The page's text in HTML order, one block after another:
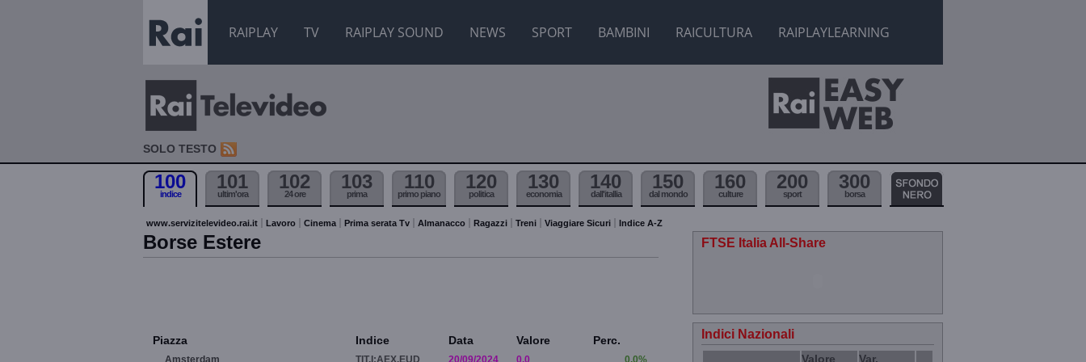
RAIPLAY TV RAIPLAY SOUND NEWS SPORT BAMBINI RAICULTURA RAIPLAYLEARNING
SOLO TESTO
100
indice
101
ultim'ora
102
24 ore
103
prima
110
primo piano
120
politica
130
economia
140
dall'itallia
150
dal mondo
160
culture
200
sport
300
borsa
www.servizitelevideo.rai.it Lavoro Cinema Prima serata Tv Almanacco Ragazzi Treni Viaggiare Sicuri Indice A-Z
Borse Estere
Piazza Indice Data Valore Perc.
Amsterdam TIT.I:AEX.EUD 20/09/2024 0.0
0.0%
FTSE Italia All-Share
Indici Nazionali
Valore Var.